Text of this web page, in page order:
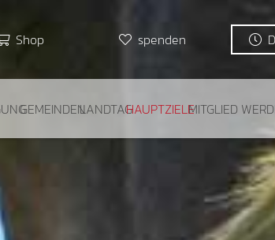
Shop spenden
GEMEINDENLANDTAGHAUPTZIELEMITGLIED